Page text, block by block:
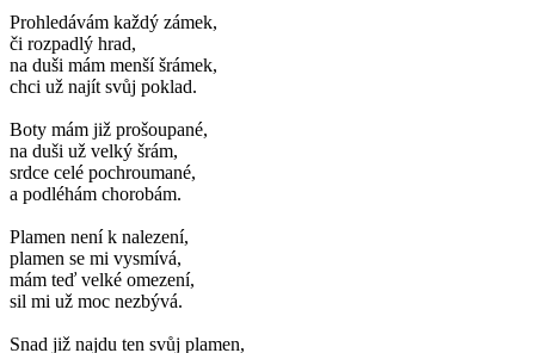
Prohledávám každý zámek,
či rozpadlý hrad,
na duši mám menší šrámek,
chci už najít svůj poklad.
Boty mám již prošoupané,
na duši už velký šrám,
srdce celé pochroumané,
a podléhám chorobám.
Plamen není k nalezení,
plamen se mi vysmívá,
mám teď velké omezení,
sil mi už moc nezbývá.
Snad již najdu ten svůj plamen,